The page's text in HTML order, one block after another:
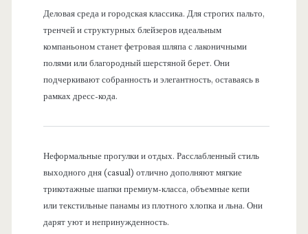
Деловая среда и городская классика. Для строгих пальто,
тренчей и структурных блейзеров идеальным
компаньоном станет фетровая шляпа с лаконичными
полями или благородный шерстяной берет. Они
подчеркивают собранность и элегантность, оставаясь в
рамках дресс-кода.
Неформальные прогулки и отдых. Расслабленный стиль
выходного дня (casual) отлично дополняют мягкие
трикотажные шапки премиум-класса, объемные кепи
или текстильные панамы из плотного хлопка и льна. Они
дарят уют и непринужденность.